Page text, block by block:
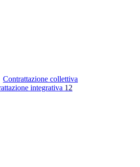
Contrattazione collettiva
integrativa 12